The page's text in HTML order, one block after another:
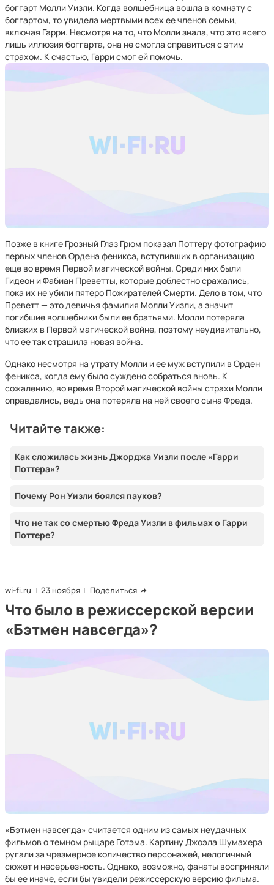
боггарт Молли Уизли. Когда волшебница вошла в комнату с
боггартом, то увидела мертвыми всех ее членов семьи,
включая Гарри. Несмотря на то, что Молли знала, что это всего
лишь иллюзия боггарта, она не смогла справиться с этим
страхом. К счастью, Гарри смог ей помочь.
Позже в книге Грозный Глаз Грюм показал Поттеру фотографию
первых членов Ордена феникса, вступивших в организацию
еще во время Первой магической войны. Среди них были
Гидеон и Фабиан Преветты, которые доблестно сражались,
пока их не убили пятеро Пожирателей Смерти. Дело в том, что
Преветт — это девичья фамилия Молли Уизли, а значит
погибшие волшебники были ее братьями. Молли потеряла
близких в Первой магической войне, поэтому неудивительно,
что ее так страшила новая война.
Однако несмотря на утрату Молли и ее муж вступили в Орден
феникса, когда ему было суждено собраться вновь. К
сожалению, во время Второй магической войны страхи Молли
оправдались, ведь она потеряла на ней своего сына Фреда.
Читайте также:
Как сложилась жизнь Джорджа Уизли после «Гарри
Поттера»?
Почему Рон Уизли боялся пауков?
Что не так со смертью Фреда Уизли в фильмах о Гарри
Поттере?
wi-fi.ru 23 ноября Поделиться
Что было в режиссерской версии
«Бэтмен навсегда»?
«Бэтмен навсегда» считается одним из самых неудачных
фильмов о темном рыцаре Готэма. Картину Джоэла Шумахера
ругали за чрезмерное количество персонажей, нелогичный
сюжет и несерьезность. Однако, возможно, фанаты восприняли
бы ее иначе, если бы увидели режиссерскую версию фильма.